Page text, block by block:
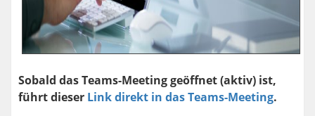
Sobald das Teams-Meeting geöffnet (aktiv) ist,
führt dieser Link direkt in das Teams-Meeting.